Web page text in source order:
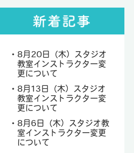
8月20日（木）スタジオ
教室インストラクター変
更について
8月13日（木）スタジオ
教室インストラクター変
更について
8月6日（木）スタジオ教
室インストラクター変更
について